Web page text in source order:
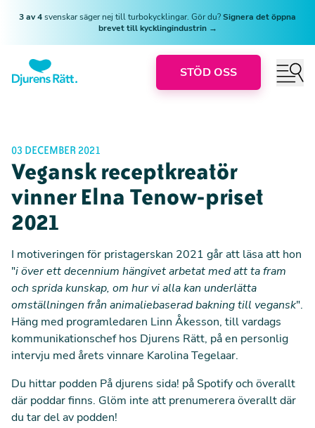
3 av 4svenskar säger nej till turbokycklingar. Gör du?Signera det öppna
brevet till kycklingindustrin →
STÖD OSS
03 DECEMBER 2021
Vegansk receptkreatör
vinner Elna Tenow-priset
2021
I motiveringen för pristagerskan 2021 går att läsa att hon
"i över ett decennium hängivet arbetat med att ta fram
och sprida kunskap, om hur vi alla kan underlätta
omställningen från animaliebaserad bakning till vegansk".
Häng med programledaren Linn Åkesson, till vardags
kommunikationschef hos Djurens Rätt, på en personlig
intervju med årets vinnare Karolina Tegelaar.
Du hittar podden På djurens sida! på Spotifyoch överallt
där poddar finns. Glöm inte att prenumerera överallt där
du tar del av podden!